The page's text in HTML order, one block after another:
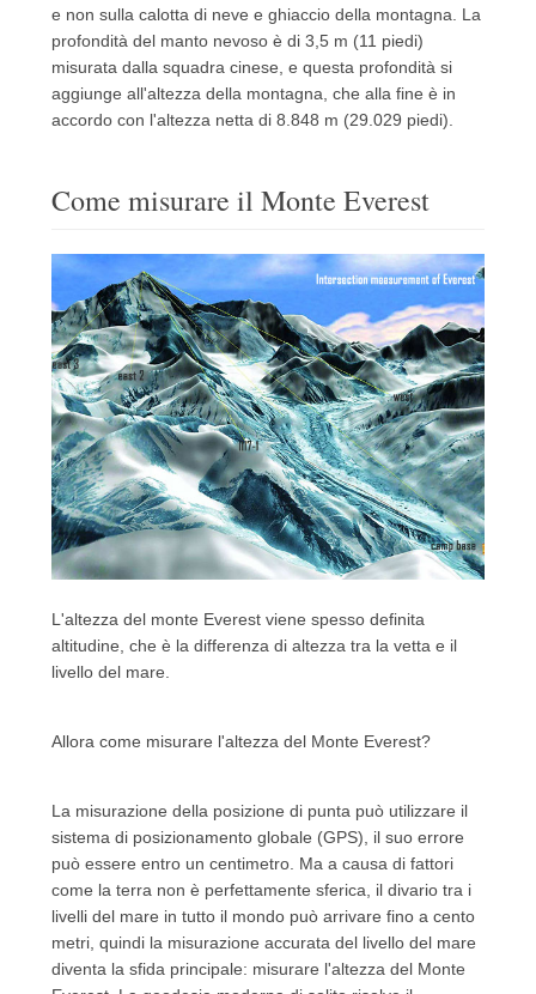
e non sulla calotta di neve e ghiaccio della montagna. La
profondità del manto nevoso è di 3,5 m (11 piedi)
misurata dalla squadra cinese, e questa profondità si
aggiunge all'altezza della montagna, che alla fine è in
accordo con l'altezza netta di 8.848 m (29.029 piedi).
Come misurare il Monte Everest
L'altezza del monte Everest viene spesso definita
altitudine, che è la differenza di altezza tra la vetta e il
livello del mare.
Allora come misurare l'altezza del Monte Everest?
La misurazione della posizione di punta può utilizzare il
sistema di posizionamento globale (GPS), il suo errore
può essere entro un centimetro. Ma a causa di fattori
come la terra non è perfettamente sferica, il divario tra i
livelli del mare in tutto il mondo può arrivare fino a cento
metri, quindi la misurazione accurata del livello del mare
diventa la sfida principale: misurare l'altezza del Monte